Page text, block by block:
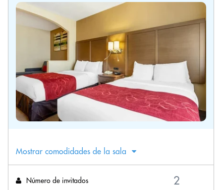
Mostrar comodidades de la sala
Número de invitados